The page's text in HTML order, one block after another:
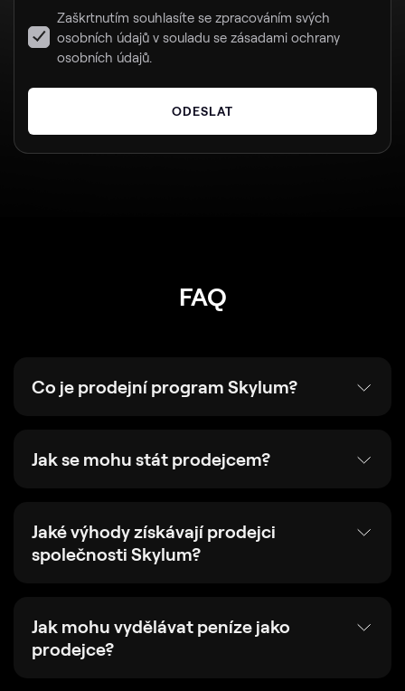
Zaškrtnutím souhlasíte se zpracováním svých
osobních údajů v souladu se zásadami ochrany
osobních údajů.
ODESLAT
FAQ
Co je prodejní program Skylum?
Jak se mohu stát prodejcem?
Jaké výhody získávají prodejci
společnosti Skylum?
Jak mohu vydělávat peníze jako
prodejce?